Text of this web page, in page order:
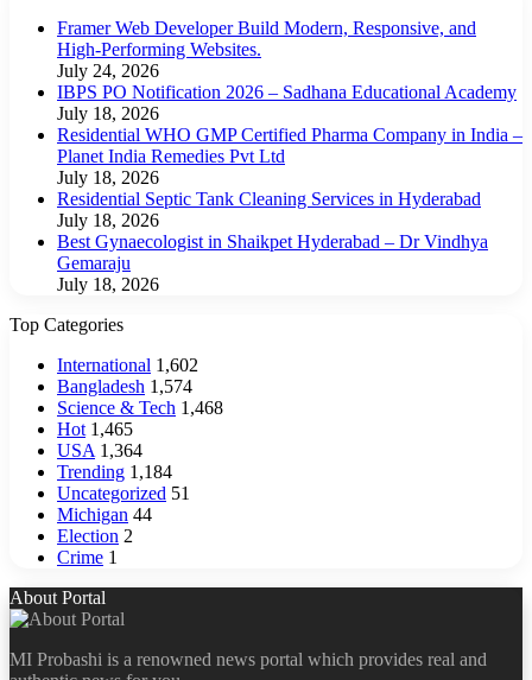
Framer Web Developer Build Modern, Responsive, and
High-Performing Websites.
July 24, 2026
IBPS PO Notification 2026 – Sadhana Educational Academy
July 18, 2026
Residential WHO GMP Certified Pharma Company in India –
Planet India Remedies Pvt Ltd
July 18, 2026
Residential Septic Tank Cleaning Services in Hyderabad
July 18, 2026
Best Gynaecologist in Shaikpet Hyderabad – Dr Vindhya
Gemaraju
July 18, 2026
Top Categories
International 1,602
Bangladesh 1,574
Science & Tech 1,468
Hot 1,465
USA 1,364
Trending 1,184
Uncategorized 51
Michigan 44
Election 2
Crime 1
About Portal
MI Probashi is a renowned news portal which provides real and